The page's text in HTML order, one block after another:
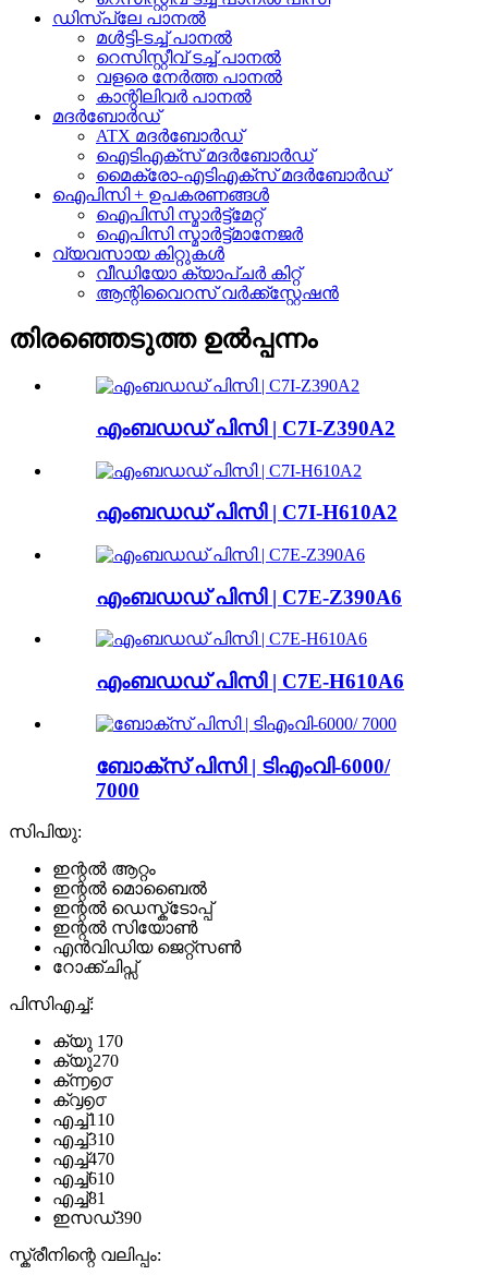
ഡിസ്പ്ലേ പാനൽ
മൾട്ടി-ടച്ച് പാനൽ
റെസിസ്റ്റീവ് ടച്ച് പാനൽ
വളരെ നേർത്ത പാനൽ
കാന്റിലിവർ പാനൽ
മദർബോർഡ്
ATX മദർബോർഡ്
ഐടിഎക്സ് മദർബോർഡ്
മൈക്രോ-എടിഎക്സ് മദർബോർഡ്
ഐപിസി + ഉപകരണങ്ങൾ
ഐപിസി സ്മാർട്ട്മേറ്റ്
ഐപിസി സ്മാർട്ട്മാനേജർ
വ്യവസായ കിറ്റുകൾ
വീഡിയോ ക്യാപ്ചർ കിറ്റ്
ആന്റിവൈറസ് വർക്ക്സ്റ്റേഷൻ
തിരഞ്ഞെടുത്ത ഉൽപ്പന്നം
എംബഡഡ് പിസി | C7I-Z390A2
എംബഡഡ് പിസി | C7I-H610A2
എംബഡഡ് പിസി | C7E-Z390A6
എംബഡഡ് പിസി | C7E-H610A6
ബോക്സ് പിസി | ടിഎംവി-6000/
7000
സിപിയു:
ഇന്റൽ ആറ്റം
ഇന്റൽ മൊബൈൽ
ഇന്റൽ ഡെസ്ക്ടോപ്പ്
ഇന്റൽ സിയോൺ
എൻവിഡിയ ജെറ്റ്സൺ
റോക്ക്ചിപ്സ്
പിസിഎച്ച്:
ക്യു 170
ക്യു270
ക്൬൭൦
ക്൮൭൦
എച്ച്110
എച്ച്310
എച്ച്470
എച്ച്610
എച്ച്81
ഇസഡ്390
സ്ക്രീനിന്റെ വലിപ്പം: